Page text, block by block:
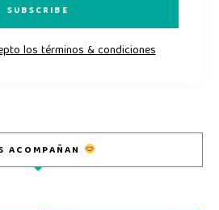
los términos & condiciones
ACOMPAÑAN